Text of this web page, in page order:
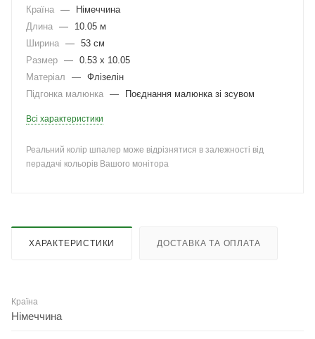
Країна —
Німеччина
Длина —
10.05 м
Ширина — 53 см
Размер — 0.53 x 10.05
Матеріал
— Флізелін
Підгонка малюнка — Поєднання малюнка зі зсувом
Всі характеристики
Реальний колір шпалер може відрізнятися в залежності від
перадачі кольорів Вашого монітора
ХАРАКТЕРИСТИКИ ДОСТАВКА ТА ОПЛАТА
Країна
Німеччина